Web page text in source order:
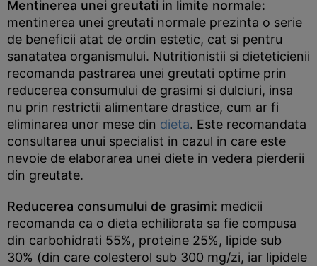
Mentinerea unei greutati in limite normale:
mentinerea unei greutati normale prezinta o serie
de beneficii atat de ordin estetic, cat si pentru
sanatatea organismului. Nutritionistii si dieteticienii
recomanda pastrarea unei greutati optime prin
reducerea consumului de grasimi si dulciuri, insa
nu prin restrictii alimentare drastice, cum ar fi
eliminarea unor mese din dieta. Este recomandata
consultarea unui specialist in cazul in care este
nevoie de elaborarea unei diete in vedera pierderii
din greutate.
Reducerea consumului de grasimi: medicii
recomanda ca o dieta echilibrata sa fie compusa
din carbohidrati 55%, proteine 25%, lipide sub
30% (din care colesterol sub 300 mg/zi, iar lipidele